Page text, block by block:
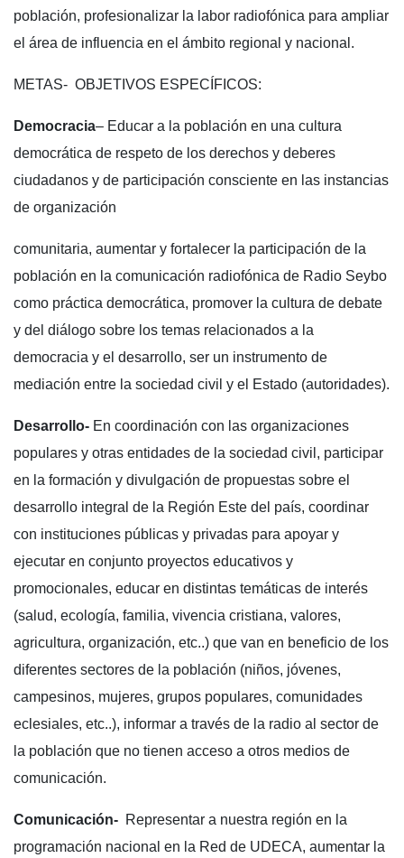
población, profesionalizar la labor radiofónica para ampliar
el área de influencia en el ámbito regional y nacional.
METAS- OBJETIVOS ESPECÍFICOS:
Democracia– Educar a la población en una cultura
democrática de respeto de los derechos y deberes
ciudadanos y de participación consciente en las instancias
de organización
comunitaria, aumentar y fortalecer la participación de la
población en la comunicación radiofónica de Radio Seybo
como práctica democrática, promover la cultura de debate
y del diálogo sobre los temas relacionados a la
democracia y el desarrollo, ser un instrumento de
mediación entre la sociedad civil y el Estado (autoridades).
Desarrollo- En coordinación con las organizaciones
populares y otras entidades de la sociedad civil, participar
en la formación y divulgación de propuestas sobre el
desarrollo integral de la Región Este del país, coordinar
con instituciones públicas y privadas para apoyar y
ejecutar en conjunto proyectos educativos y
promocionales, educar en distintas temáticas de interés
(salud, ecología, familia, vivencia cristiana, valores,
agricultura, organización, etc..) que van en beneficio de los
diferentes sectores de la población (niños, jóvenes,
campesinos, mujeres, grupos populares, comunidades
eclesiales, etc..), informar a través de la radio al sector de
la población que no tienen acceso a otros medios de
comunicación.
Comunicación- Representar a nuestra región en la
programación nacional en la Red de UDECA, aumentar la